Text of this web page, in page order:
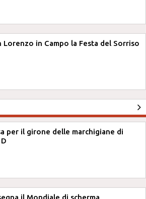
Lorenzo in Campo la Festa del Sorriso
per il girone delle marchigiane di
il Mondiale di scherma